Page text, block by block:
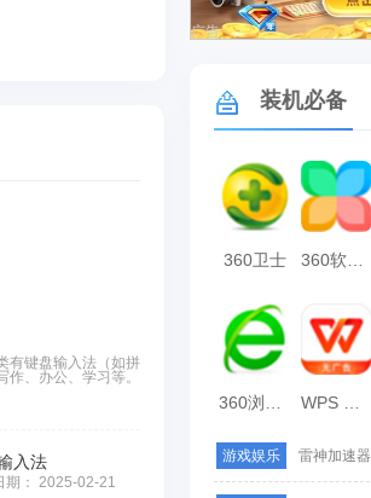
有键盘输入法（如拼
、办公、学习等。
入法
期： 2025-02-21
广告
装机必备
360卫士 360软件管家
游戏娱乐 雷神加速器